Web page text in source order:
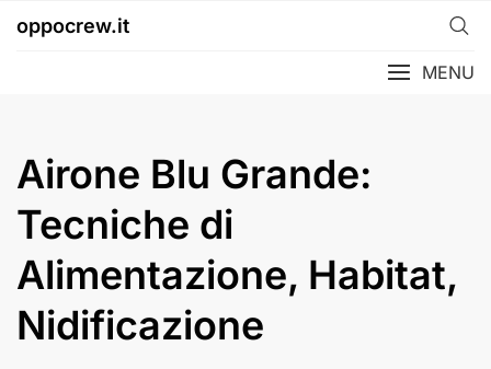
oppocrew.it
MENU
Airone Blu Grande:
Tecniche di
Alimentazione, Habitat,
Nidificazione